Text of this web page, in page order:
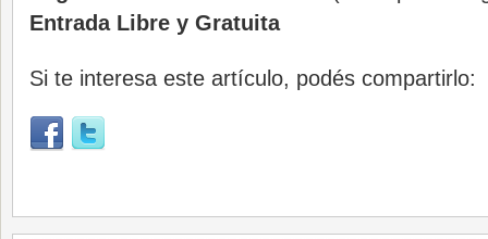
Entrada Libre y Gratuita
Si te interesa este artículo, podés compartirlo: